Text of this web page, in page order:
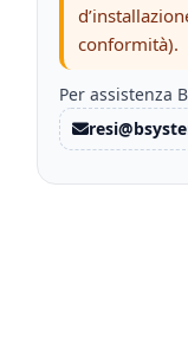
conformità).
Per assistenza